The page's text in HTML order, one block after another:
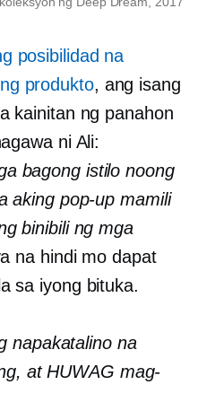
posibilidad na
produkto, ang isang
kainitan ng panahon
ni Ali:
bagong istilo noong
aking pop-up mamili
binibili ng mga
na hindi mo dapat
sa iyong bituka.
napakatalino na
at HUWAG mag-